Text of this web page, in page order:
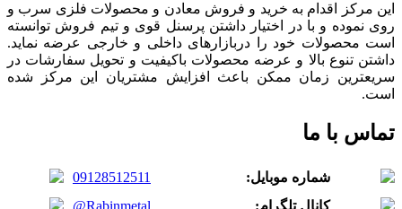
این مرکز اقدام به خرید و فروش معادن و محصولات فلزی سرب و
روی نموده و با در اختیار داشتن پرسنل قوی و تیم فروش توانسته
است محصولات خود را دربازارهای داخلی و خارجی عرضه نماید.
داشتن تنوع بالا و عرضه محصولات باکیفیت و تحویل سفارشات در
سریعترین زمان ممکن باعث افزایش مشتریان این مرکز شده
است.
تماس با ما
شماره موبایل:
09128512511
کانال تلگرام:
@Rabinmetal